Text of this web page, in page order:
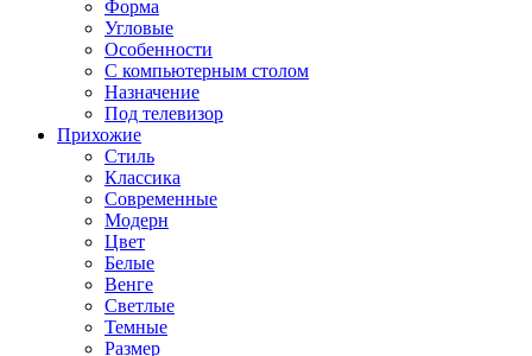
Форма
Угловые
Особенности
С компьютерным столом
Назначение
Под телевизор
Прихожие
Стиль
Классика
Современные
Модерн
Цвет
Белые
Венге
Светлые
Темные
Размер